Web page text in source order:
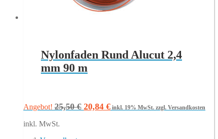
Nylonfaden Rund Alucut 2,4
mm 90 m
Angebot! 25,50€ Ursprünglicher
20,84 €Aktueller
inkl. 19% MwSt. zzgl. Versandkosten
inkl. MwSt.